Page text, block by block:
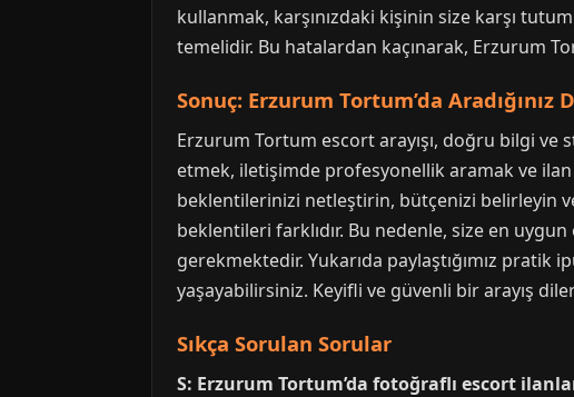
kullanmak, karşınızdaki kişinin size karşı
temelidir. Bu hatalardan kaçınarak, Erzurum
Sonuç: Erzurum Tortum’da
Erzurum Tortum escort arayışı, doğru bilgi
etmek, iletişimde profesyonellik aramak ve
beklentilerinizi netleştirin, bütçenizi belirleyin
beklentileri farklıdır. Bu nedenle, size en
gerekmektedir. Yukarıda paylaştığımız pratik
yaşayabilirsiniz. Keyifli ve güvenli bir arayış
Sıkça Sorulan Sorular
S: Erzurum Tortum’da fotoğraflı escort